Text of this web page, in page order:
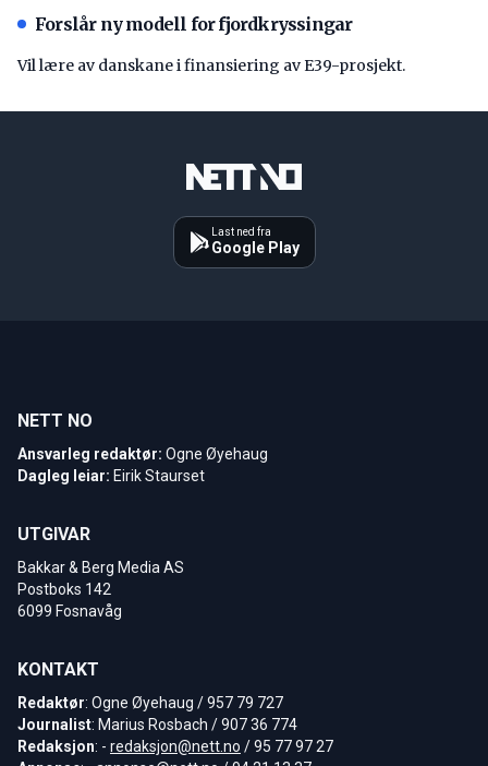
Forslår ny modell for fjordkryssingar
Vil lære av danskane i finansiering av E39-prosjekt.
Last ned fra
Google Play
NETT NO
Ansvarleg redaktør: Ogne Øyehaug
Dagleg leiar: Eirik Staurset
UTGIVAR
Bakkar & Berg Media AS
Postboks 142
6099 Fosnavåg
KONTAKT
Redaktør: Ogne Øyehaug / 957 79 727
Journalist: Marius Rosbach / 907 36 774
Redaksjon: - redaksjon@nett.no / 95 77 97 27